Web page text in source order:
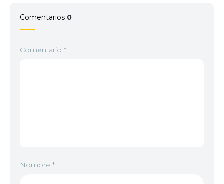
Comentarios 0
Comentario *
Nombre *